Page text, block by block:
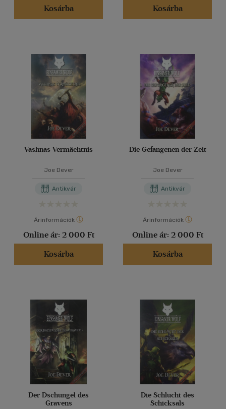
Kosárba
Kosárba
Vashnas Vermächtnis
Joe Dever
Antikvár
Árinformációk
Online ár: 2 000 Ft
Kosárba
Die Gefangenen der Zeit
Joe Dever
Antikvár
Árinformációk
Online ár: 2 000 Ft
Kosárba
Der Dschungel des
Gravens
Die Schlucht des
Schicksals